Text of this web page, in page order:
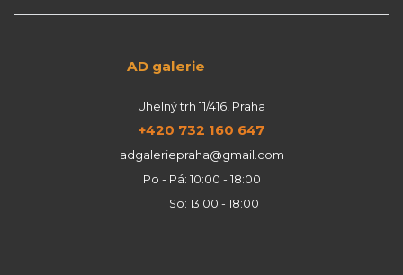
AD galerie
Uhelný trh 11/416, Praha
+420 732 160 647
adgaleriepraha@gmail.com
Po - Pá: 10:00 - 18:00
So: 13:00 - 18:00